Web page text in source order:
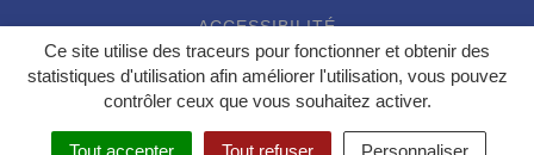
Ce site utilise des traceurs pour fonctionner et obtenir des
statistiques d'utilisation afin améliorer l'utilisation, vous pouvez
contrôler ceux que vous souhaitez activer.
Tout accepter Tout refuser Personnaliser
ACCESSIBILITÉ